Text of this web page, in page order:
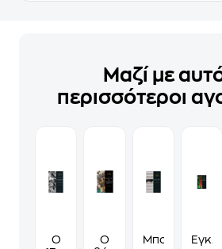
Μαζί με
περισσότεροι
Ο
Ο
Μπούμεραγκ